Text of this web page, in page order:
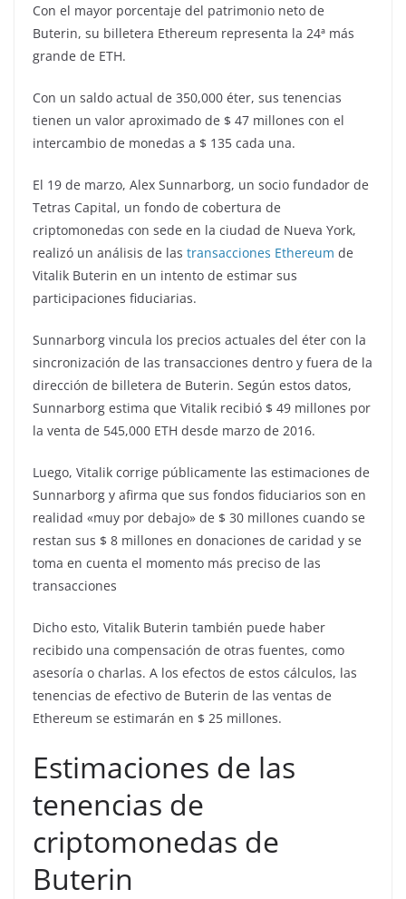
Con el mayor porcentaje del patrimonio neto de
Buterin, su billetera Ethereum representa la 24ª más
grande de ETH.
Con un saldo actual de 350,000 éter, sus tenencias
tienen un valor aproximado de $ 47 millones con el
intercambio de monedas a $ 135 cada una.
El 19 de marzo, Alex Sunnarborg, un socio fundador de
Tetras Capital, un fondo de cobertura de
criptomonedas con sede en la ciudad de Nueva York,
realizó un análisis de las transacciones Ethereum de
Vitalik Buterin en un intento de estimar sus
participaciones fiduciarias.
Sunnarborg vincula los precios actuales del éter con la
sincronización de las transacciones dentro y fuera de la
dirección de billetera de Buterin. Según estos datos,
Sunnarborg estima que Vitalik recibió $ 49 millones por
la venta de 545,000 ETH desde marzo de 2016.
Luego, Vitalik corrige públicamente las estimaciones de
Sunnarborg y afirma que sus fondos fiduciarios son en
realidad «muy por debajo» de $ 30 millones cuando se
restan sus $ 8 millones en donaciones de caridad y se
toma en cuenta el momento más preciso de las
transacciones
Dicho esto, Vitalik Buterin también puede haber
recibido una compensación de otras fuentes, como
asesoría o charlas. A los efectos de estos cálculos, las
tenencias de efectivo de Buterin de las ventas de
Ethereum se estimarán en $ 25 millones.
Estimaciones de las
tenencias de
criptomonedas de
Buterin